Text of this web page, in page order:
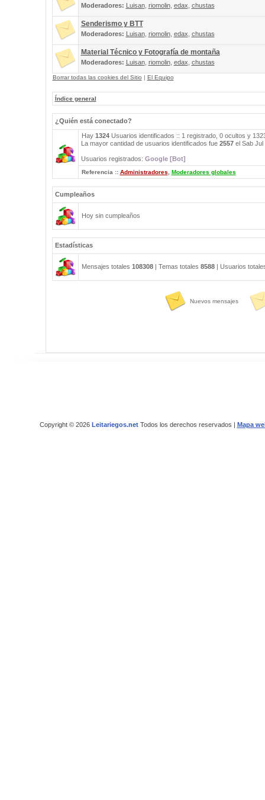
Moderadores: Luisan, riomolin, edax chustas
Senderismo y BTT
Moderadores: Luisan, riomolin, edax chustas
Material Técnico y Fotografía de montaña
Moderadores: Luisan, riomolin, edax chustas
Borrar todas las cookies del Sitio | El Equipo
Índice general
¿Quién está conectado?
Hay 1324Usuarios identificados :: 1 registrado, 0 ocultos y
La mayor cantidad de usuarios identificados fue 2557el Sab Jul
Usuarios registrados: Google [Bot]
Referencia :: Administradores Moderadores globales
Cumpleaños
Hoy sin cumpleaños
Estadísticas
Mensajes totales 108308| Temas totales 8588| Usuarios
Nuevos mensajes
Copyright © 2026 Leitariegos.netTodos los derechos reservados | Mapa